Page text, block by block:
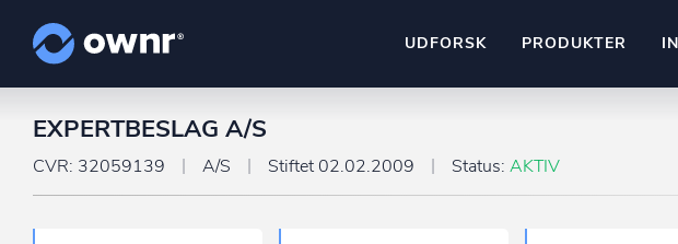
UDFORSK PRODUKTER
Hold dig opdateret og compliantKun fantasien sætter grænsen
EXPERTBESLAG A/S
CVR: 32059139 A/S Stiftet 02.02.2009 Status: AKTIV